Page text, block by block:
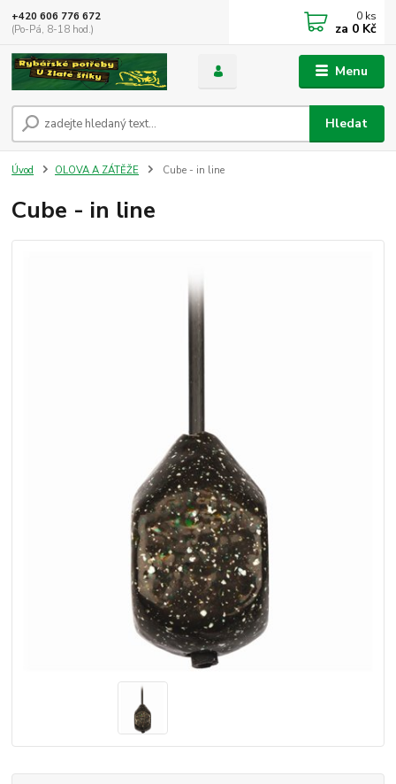
Menu
Hledat
+420 606 776 672
(Po-Pá, 8-18 hod.)
0 ks
za 0 Kč
Úvod OLOVA A ZÁTĚŽE Cube - in line
Cube - in line